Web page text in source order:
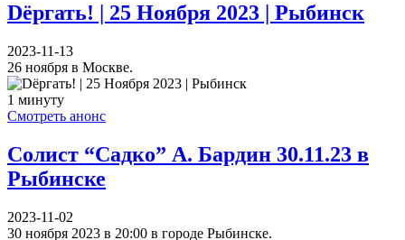
Dёргать! | 25 Ноября 2023 | Рыбинск
2023-11-13
26 ноября в Москве.
1 минуту
Смотреть анонс
Солист “Садко” А. Бардин 30.11.23 в
Рыбинске
2023-11-02
30 ноября 2023 в 20:00 в городе Рыбинске.